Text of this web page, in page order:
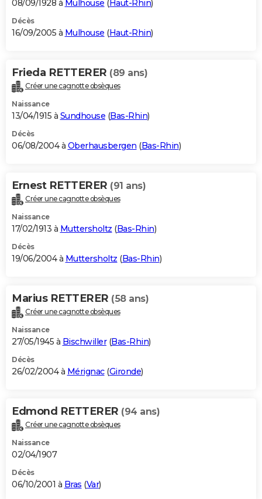
08/09/1928 à Mulhouse ( Haut-Rhin)
Décès
16/09/2005 à Mulhouse (Haut-Rhin)
Frieda RETTERER (89 ans)
Créer une cagnotte obsèques
Naissance
13/04/1915 à Sundhouse (Bas-Rhin)
Décès
06/08/2004 à Oberhausbergen (Bas-Rhin)
Ernest RETTERER (91 ans)
Créer une cagnotte obsèques
Naissance
17/02/1913 à Muttersholtz (Bas-Rhin)
Décès
19/06/2004 à Muttersholtz (Bas-Rhin)
Marius RETTERER (58 ans)
Créer une cagnotte obsèques
Naissance
27/05/1945 à Bischwiller(Bas-Rhin)
Décès
26/02/2004 à Mérignac(Gironde)
Edmond RETTERER (94 ans)
Créer une cagnotte obsèques
Naissance
02/04/1907
Décès
06/10/2001 à Bras (Var)